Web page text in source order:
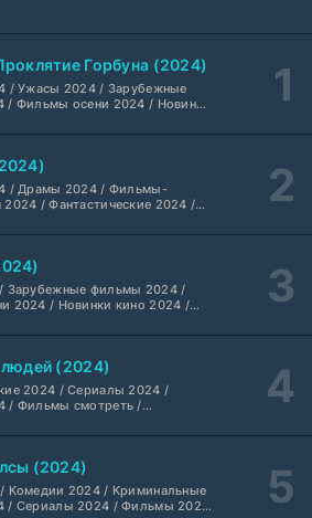
5 серия
HDrezka Studio
Dragon Money Studio
Библиотекари: Следующая глава (2026)
2 серия
Дубляж HDrezka St.
(2021-2026)
2 серия
Горбуна (2024)
/ Ужасы 2024 / Зарубежные
Фильмы осени 2024 / Новинки
фильмы / Фильмы
/ Интересные фильмы /
/ Популярные фильмы
/ Драмы 2024 / Фильмы-
2024 / Фантастические 2024 /
в 4K UHD / Американские
Зарубежные фильмы 2024 /
2024 / Новинки кино 2024 /
фильмы / Фильмы смотреть /
фильмы / Популярные
людей (2024)
2024 / Сериалы 2024 /
/ Фильмы смотреть /
(2024)
Комедии 2024 / Криминальные
/ Сериалы 2024 / Фильмы 2024